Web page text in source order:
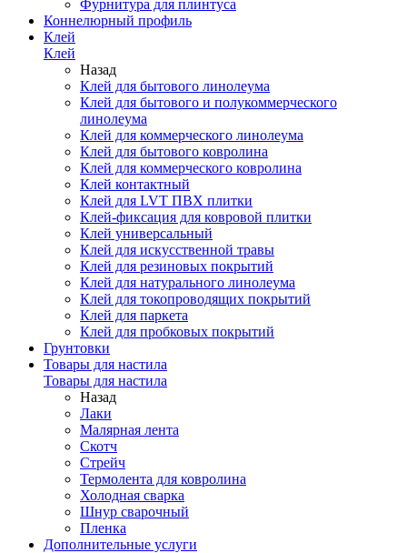
Фурнитура для плинтуса
Коннелюрный профиль
Клей
Клей
Назад
Клей для бытового линолеума
Клей для бытового и полукоммерческого
линолеума
Клей для коммерческого линолеума
Клей для бытового ковролина
Клей для коммерческого ковролина
Клей контактный
Клей для LVT ПВХ плитки
Клей-фиксация для ковровой плитки
Клей универсальный
Клей для искусственной травы
Клей для резиновых покрытий
Клей для натурального линолеума
Клей для токопроводящих покрытий
Клей для паркета
Клей для пробковых покрытий
Грунтовки
Товары для настила
Товары для настила
Назад
Лаки
Малярная лента
Скотч
Стрейч
Термолента для ковролина
Холодная сварка
Шнур сварочный
Пленка
Дополнительные услуги